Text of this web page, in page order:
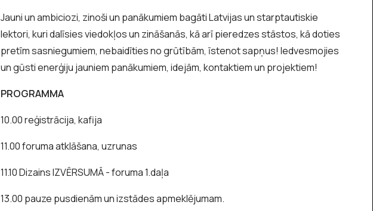
Jauni un ambiciozi, zinoši un panākumiem bagāti Latvijas un starptautiskie
lektori, kuri dalīsies viedokļos un zināšanās, kā arī pieredzes stāstos, kā doties
pretīm sasniegumiem, nebaidīties no grūtībām, īstenot sapņus! Iedvesmojies
un gūsti enerģiju jauniem panākumiem, idejām, kontaktiem un projektiem!
PROGRAMMA
10.00 reģistrācija, kafija
11.00 foruma atklāšana, uzrunas
11.10 Dizains IZVĒRSUMĀ - foruma 1.daļa
13.00 pauze pusdienām un izstādes apmeklējumam.